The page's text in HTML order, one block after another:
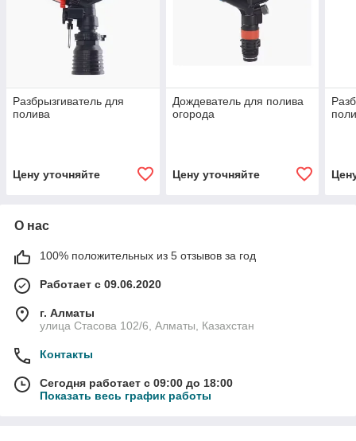
Разбрызгиватель для
полива
Цену уточняйте
Дождеватель для полива
огорода
Цену уточняйте
О нас
100% положительных из 5 отзывов за год
Работает с 09.06.2020
г. Алматы
улица Стасова 102/6, Алматы, Казахстан
Контакты
Сегодня работает с 09:00 до 18:00
Показать весь график работы